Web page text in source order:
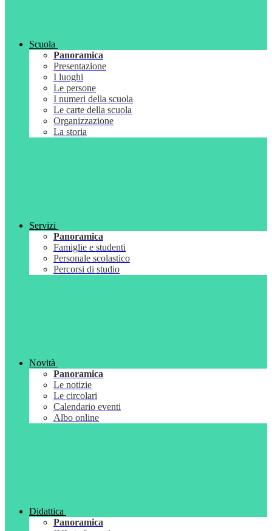
Scuola
Panoramica
Presentazione
I luoghi
Le persone
I numeri della scuola
Le carte della scuola
Organizzazione
La storia
Servizi
Panoramica
Famiglie e studenti
Personale scolastico
Percorsi di studio
Novità
Panoramica
Le notizie
Le circolari
Calendario eventi
Albo online
Didattica
Panoramica